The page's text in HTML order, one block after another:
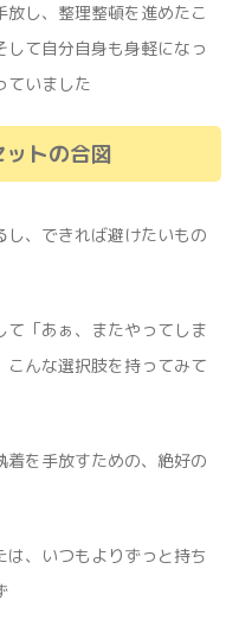
し、整理整頓を進めたこ
て自分自身も身軽になっ
ていました
トの合図
し、できれば避けたいもの
「あぁ、またやってしま
こんな選択肢を持ってみて
着を手放すための、絶好の
、いつもよりずっと持ち